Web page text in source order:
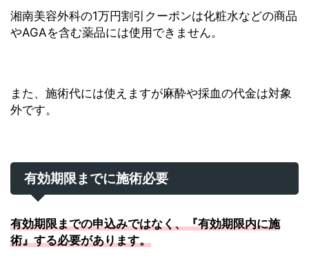
湘南美容外科の1万円割引クーポンは化粧水などの商品
やAGAを含む薬品には使用できません。
また、施術代には使えますが麻酔や採血の代金は対象
外です。
有効期限までに施術必要
有効期限までの申込みではなく、『有効期限内に施
術』する必要があります。